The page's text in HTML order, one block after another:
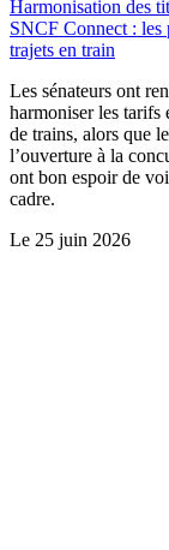
Harmonisation des
SNCF Connect : les
trajets en train
Les sénateurs ont
harmoniser les tarifs
de trains, alors que
l’ouverture à la
ont bon espoir de
cadre.
Le 25 juin 2026